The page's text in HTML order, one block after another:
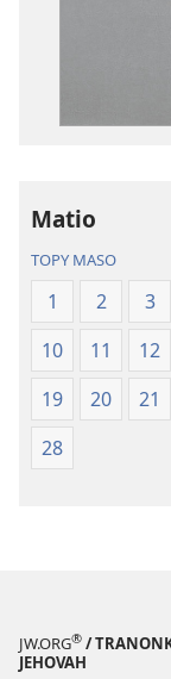
Matio
TOPY MASO
1 2 3
10
11 12
19
20 21
28
JW.ORG® /
JEHOVAH